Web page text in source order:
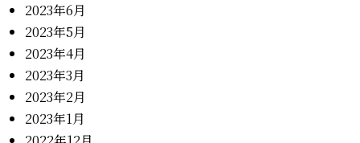
2023年6月
2023年5月
2023年4月
2023年3月
2023年2月
2023年1月